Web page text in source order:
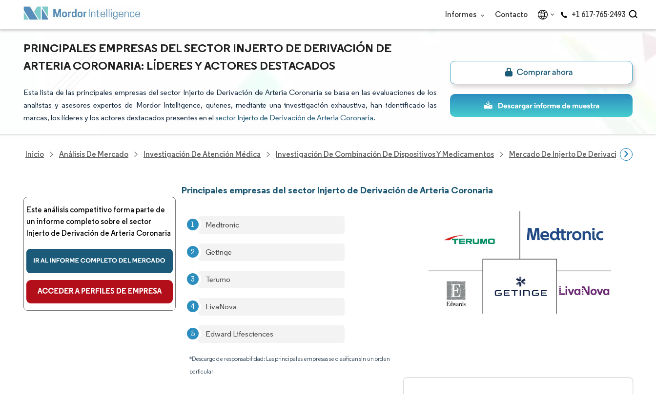
Informes Contacto +1 617-765-2493
PRINCIPALES EMPRESAS DEL SECTOR INJERTO DE DERIVACIÓN DE
ARTERIA CORONARIA: LÍDERES Y ACTORES DESTACADOS
Esta lista de las principales empresas del sector Injerto de Derivación de Arteria Coronaria se basa en las evaluaciones de los
analistas y asesores expertos de Mordor Intelligence, quienes, mediante una investigación exhaustiva, han identificado las
marcas, los líderes y los actores destacados presentes en el sector Injerto de Derivación de Arteria Coronaria.
Inicio Análisis De Mercado Investigación De Atención Médica Investigación De Combinación De Dispositivos Y Medicamentos Mercado De Injerto De Derivación De
Este análisis competitivo forma parte de
un informe completo sobre el sector
Injerto de Derivación de Arteria Coronaria
Principales empresas del sector Injerto de Derivación de Arteria Coronaria
Medtronic
Getinge
Terumo
LivaNova
Edward Lifesciences
*Descargo de responsabilidad: Las principales empresas se clasifican sin un orden
particular